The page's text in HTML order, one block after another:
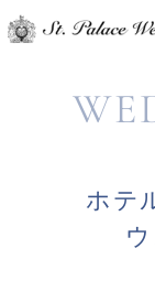
容
ホテ